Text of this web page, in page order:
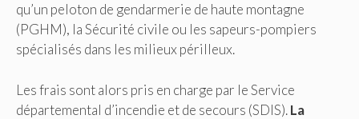
qu’un peloton de gendarmerie de haute montagne
(PGHM), la Sécurité civile ou les sapeurs-pompiers
spécialisés dans les milieux périlleux.
Les frais sont alors pris en charge par le Service
départemental d’incendie et de secours (SDIS).La